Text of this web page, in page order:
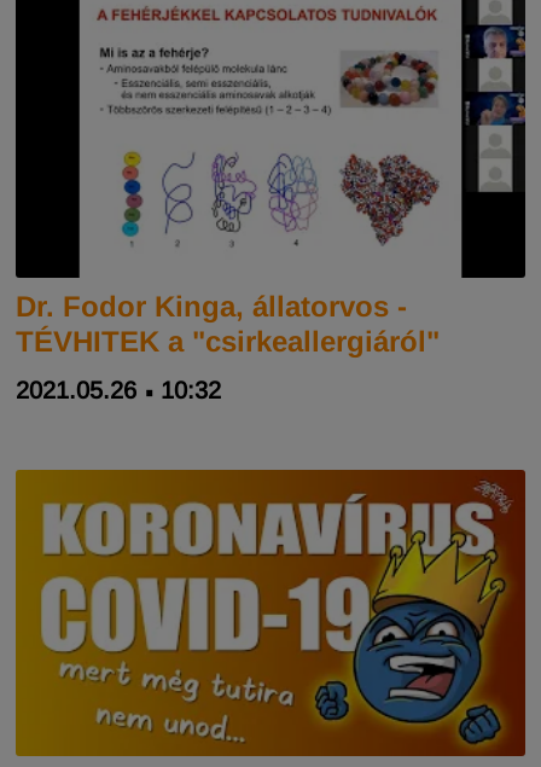
Dr. Fodor Kinga, állatorvos -
TÉVHITEK a "csirkeallergiáról"
2021.05.26 10:32